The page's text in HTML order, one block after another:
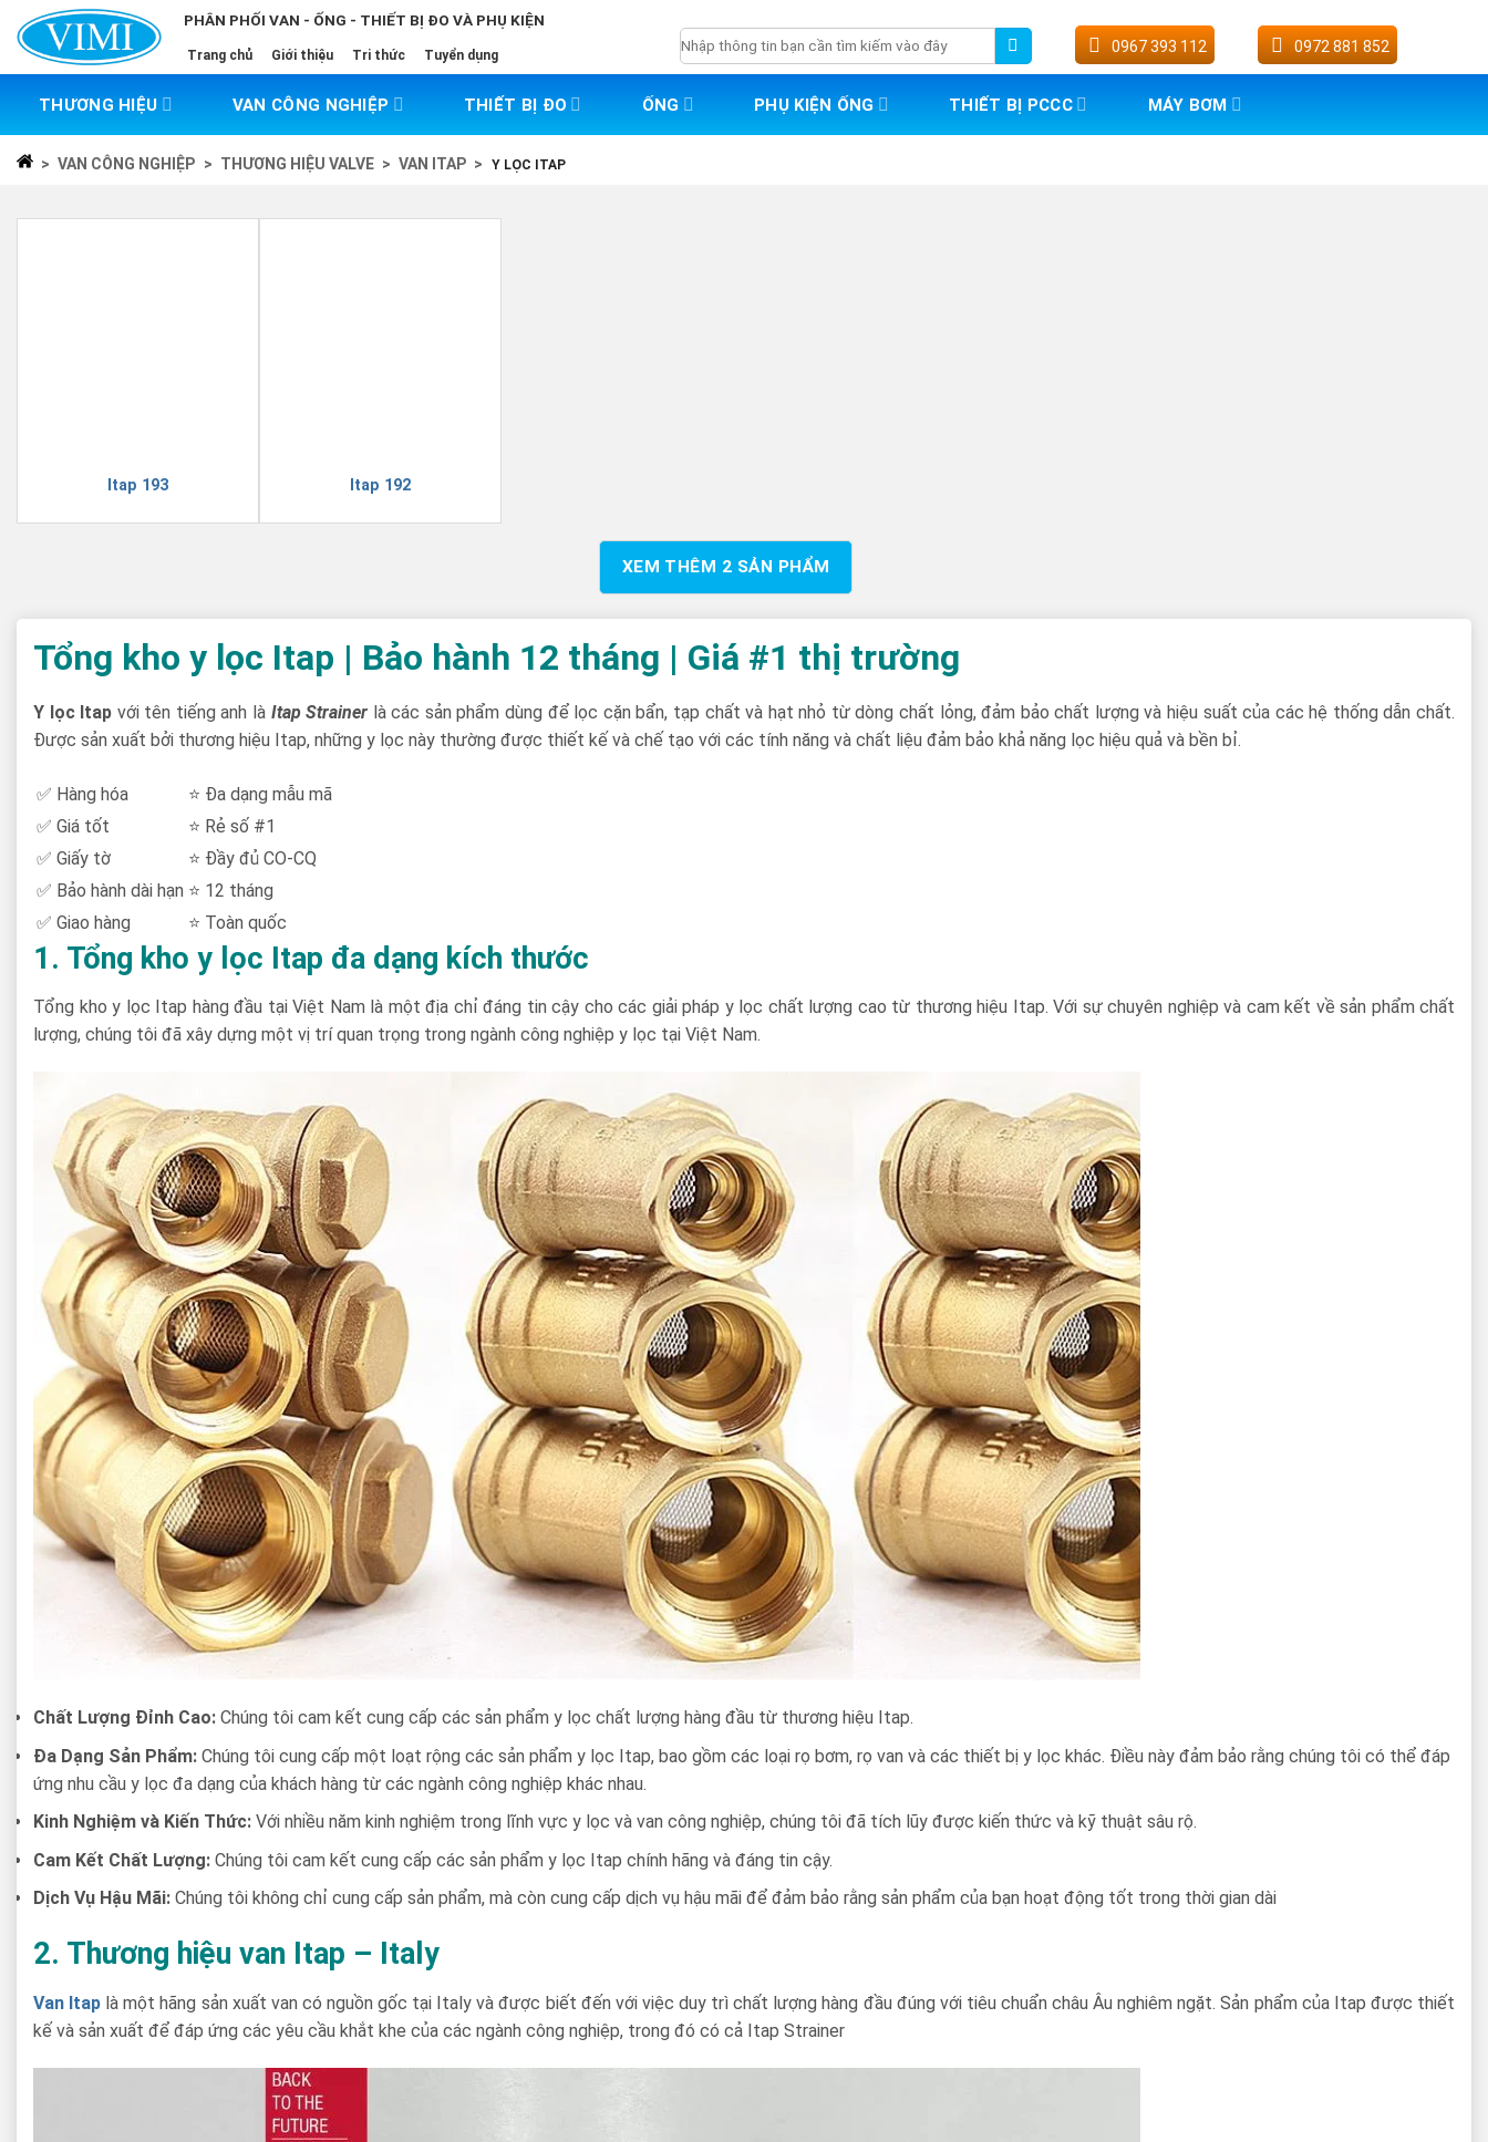
content
PHÂN PHỐI VAN - ỐNG - THIẾT BỊ ĐO VÀ PHỤ KIỆN
Trang chủ Giới thiệu Tri thức Tuyển dụng
Tìm
kiếm:
0967 393 112 0972 881 852
THƯƠNG HIỆU VAN CÔNG NGHIỆP THIẾT BỊ ĐO ỐNG PHỤ KIỆN ỐNG THIẾT BỊ PCCC MÁY BƠM
> VAN CÔNG NGHIỆP > THƯƠNG HIỆU VALVE > VAN ITAP > Y LỌC ITAP
Itap 193 Itap 192
XEM THÊM 2 SẢN PHẨM
Tổng kho y lọc Itap | Bảo hành 12 tháng | Giá #1 thị trường
Y lọc Itap với tên tiếng anh là Itap Strainer là các sản phẩm dùng để lọc cặn bẩn, tạp chất và hạt nhỏ từ dòng chất lỏng, đảm bảo chất lượng và hiệu suất của các hệ thống dẫn chất.
Được sản xuất bởi thương hiệu Itap, những y lọc này thường được thiết kế và chế tạo với các tính năng và chất liệu đảm bảo khả năng lọc hiệu quả và bền bỉ.
✅ Hàng hóa
⭐ Đa dạng mẫu mã
✅ Giá tốt
⭐ Rẻ số #1
✅ Giấy tờ
⭐ Đầy đủ CO-CQ
✅ Bảo hành dài hạn ⭐ 12 tháng
✅ Giao hàng
⭐ Toàn quốc
1. Tổng kho y lọc Itap đa dạng kích thước
Tổng kho y lọc Itap hàng đầu tại Việt Nam là một địa chỉ đáng tin cậy cho các giải pháp y lọc chất lượng cao từ thương hiệu Itap. Với sự chuyên nghiệp và cam kết về sản phẩm chất
lượng, chúng tôi đã xây dựng một vị trí quan trọng trong ngành công nghiệp y lọc tại Việt Nam.
Chất Lượng Đỉnh Cao: Chúng tôi cam kết cung cấp các sản phẩm y lọc chất lượng hàng đầu từ thương hiệu Itap.
Đa Dạng Sản Phẩm: Chúng tôi cung cấp một loạt rộng các sản phẩm y lọc Itap, bao gồm các loại rọ bơm, rọ van và các thiết bị y lọc khác. Điều này đảm bảo rằng chúng tôi có thể đáp
ứng nhu cầu y lọc đa dạng của khách hàng từ các ngành công nghiệp khác nhau.
Kinh Nghiệm và Kiến Thức: Với nhiều năm kinh nghiệm trong lĩnh vực y lọc và van công nghiệp, chúng tôi đã tích lũy được kiến thức và kỹ thuật sâu rộ.
Cam Kết Chất Lượng: Chúng tôi cam kết cung cấp các sản phẩm y lọc Itap chính hãng và đáng tin cậy.
Dịch Vụ Hậu Mãi: Chúng tôi không chỉ cung cấp sản phẩm, mà còn cung cấp dịch vụ hậu mãi để đảm bảo rằng sản phẩm của bạn hoạt động tốt trong thời gian dài
2. Thương hiệu van Itap – Italy
Van Itap là một hãng sản xuất van có nguồn gốc tại Italy và được biết đến với việc duy trì chất lượng hàng đầu đúng với tiêu chuẩn châu Âu nghiêm ngặt. Sản phẩm của Itap được thiết
kế và sản xuất để đáp ứng các yêu cầu khắt khe của các ngành công nghiệp, trong đó có cả Itap Strainer